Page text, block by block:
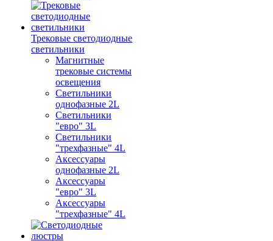
Трековые светодиодные
светильники
Магнитные
трековые системы
освещения
Светильники
однофазные 2L
Светильники
"евро" 3L
Светильники
"трехфазные" 4L
Аксессуары
однофазные 2L
Аксессуары
"евро" 3L
Аксессуары
"трехфазные" 4L